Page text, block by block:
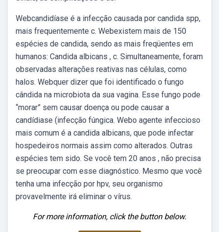
Webcandidíase é a infecção causada por candida spp,
mais frequentemente c. Webexistem mais de 150
espécies de candida, sendo as mais freqüentes em
humanos: Candida albicans , c. Simultaneamente, foram
observadas alterações reativas nas células, como
halos. Webquer dizer que foi identificado o fungo
cândida na microbiota da sua vagina. Esse fungo pode
“morar” sem causar doença ou pode causar a
candídiase (infecção fúngica. Webo agente infeccioso
mais comum é a candida albicans, que pode infectar
hospedeiros normais assim como alterados. Outras
espécies tem sido. Se você tem 20 anos , não precisa
se preocupar com esse diagnóstico. Mesmo que você
tenha uma infecção por hpv, seu organismo
provavelmente irá eliminar o vírus.
For more information, click the button below.